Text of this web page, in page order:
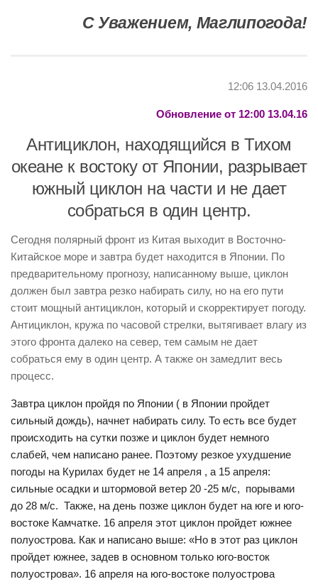
С Уважением, Маглипогода!
12:06 13.04.2016
Обновление от 12:00 13.04.16
Антициклон, находящийся в Тихом
океане к востоку от Японии, разрывает
южный циклон на части и не дает
собраться в один центр.
Сегодня полярный фронт из Китая выходит в Восточно-
Китайское море и завтра будет находится в Японии. По
предварительному прогнозу, написанному выше, циклон
должен был завтра резко набирать силу, но на его пути
стоит мощный антициклон, который и скорректирует погоду.
Антициклон, кружа по часовой стрелки, вытягивает влагу из
этого фронта далеко на север, тем самым не дает
собраться ему в один центр. А также он замедлит весь
процесс.
Завтра циклон пройдя по Японии ( в Японии пройдет
сильный дождь), начнет набирать силу. То есть все будет
происходить на сутки позже и циклон будет немного
слабей, чем написано ранее. Поэтому резкое ухудшение
погоды на Курилах будет не 14 апреля , а 15 апреля:
сильные осадки и штормовой ветер 20 -25 м/с, порывами
до 28 м/с. Также, на день позже циклон будет на юге и юго-
востоке Камчатке. 16 апреля этот циклон пройдет южнее
полуострова. Как и написано выше: «Но в этот раз циклон
пройдет южнее, задев в основном только юго-восток
полуострова». 16 апреля на юго-востоке полуострова